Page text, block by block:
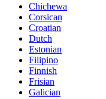
Chichewa
Corsican
Croatian
Dutch
Estonian
Filipino
Finnish
Frisian
Galician